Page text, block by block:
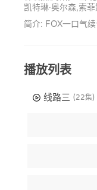
凯特琳·奥尔森,索
简介: FOX一口气
播放列表
线路三 (22集)